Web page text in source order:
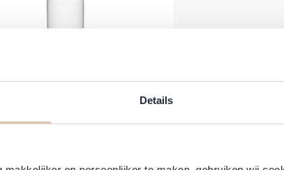
Details
- Lipcare Intensive Lip Balm
- 4 ml
In winkelwagen